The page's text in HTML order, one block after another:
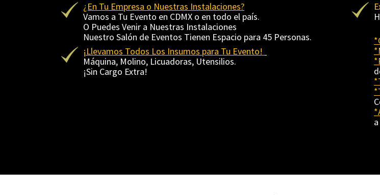
¿En Tu Empresa o Nuestras Instalaciones?
Vamos a Tu Evento en CDMX o en todo el país.
O Puedes Venir a Nuestras Instalaciones
Nuestro Salón de Eventos Tienen Espacio para 45 Personas.
¡Llevamos Todos Los Insumos para Tu Evento!
Máquina, Molino, Licuadoras, Utensilios.
¡Sin Cargo Extra!